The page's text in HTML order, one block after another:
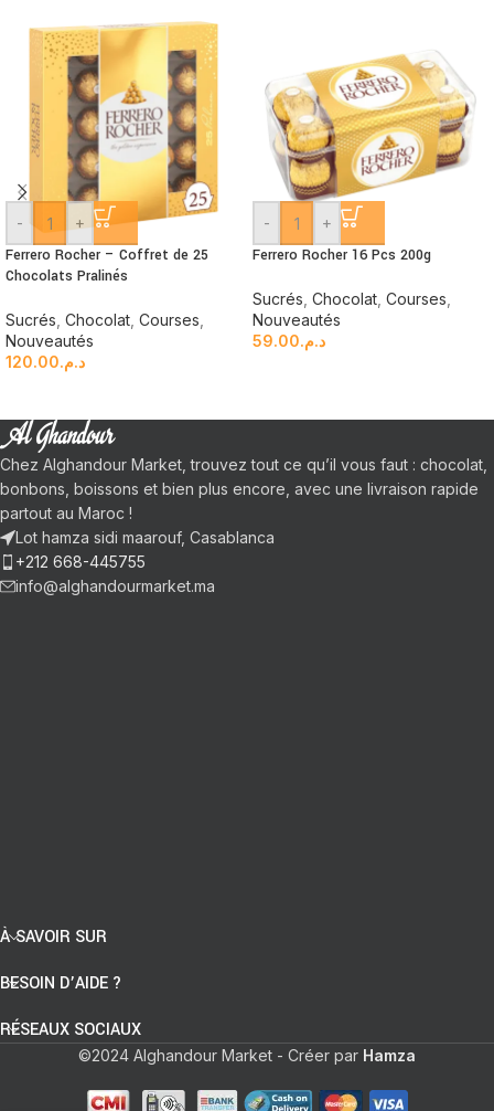
- +
Ferrero Rocher – Coffret de 25
Chocolats Pralinés
Sucrés Chocolat Courses
Nouveautés
د.م.120.00
- +
Ferrero Rocher 16 Pcs 200g
Sucrés Chocolat Courses
Nouveautés
د.م.59.00
Chez Alghandour Market, trouvez tout ce qu’il vous faut : chocolat,
bonbons, boissons et bien plus encore, avec une livraison rapide
partout au Maroc !
Lot hamza sidi maarouf, Casablanca
+212 668-445755
info@alghandourmarket.ma
À SAVOIR SUR
BESOIN D’AIDE ?
RÉSEAUX SOCIAUX
©2024 Alghandour Market - Créer par Hamza